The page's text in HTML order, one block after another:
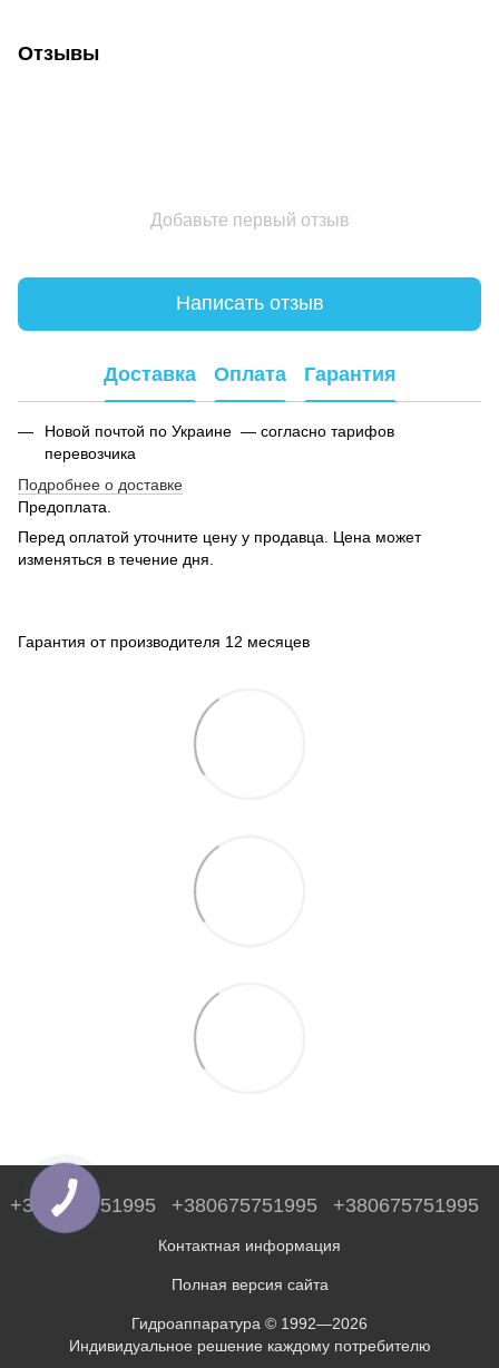
Отзывы
Добавьте первый отзыв
Написать отзыв
Доставка Оплата Гарантия
Новой почтой по Украине — согласно тарифов
перевозчика
Подробнее о доставке
Предоплата.
Перед оплатой уточните цену у продавца. Цена может
изменяться в течение дня.
Гарантия от производителя 12 месяцев
+380675751995 +380675751995 +380675751995
Контактная информация
Полная версия сайта
Гидроаппаратура © 1992—2026
Индивидуальное решение каждому потребителю